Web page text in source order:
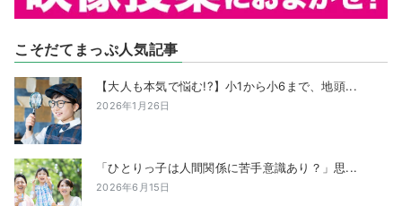
こそだてまっぷ人気記事
【大人も本気で悩む!?】小1から小6まで、地頭...
2026年1月26日
「ひとりっ子は人間関係に苦手意識あり？」思...
2026年6月15日